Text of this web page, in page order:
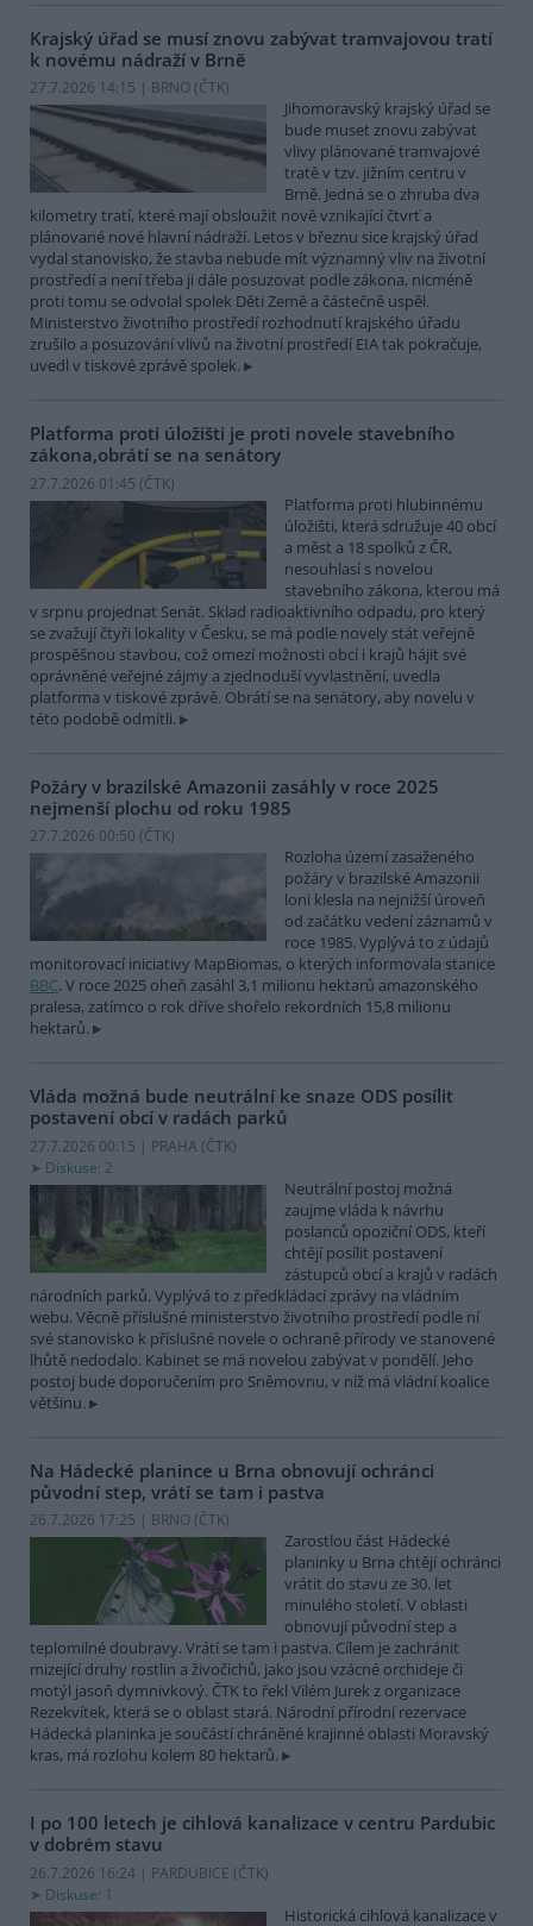
Krajský úřad se musí znovu zabývat tramvajovou tratí
k novému nádraží v Brně
27.7.2026 14:15 | BRNO (ČTK)
Jihomoravský krajský úřad se
bude muset znovu zabývat
vlivy plánované tramvajové
tratě v tzv. jižním centru v
Brně. Jedná se o zhruba dva
kilometry tratí, které mají obsloužit nově vznikající čtvrť a
plánované nové hlavní nádraží. Letos v březnu sice krajský úřad
vydal stanovisko, že stavba nebude mít významný vliv na životní
prostředí a není třeba ji dále posuzovat podle zákona, nicméně
proti tomu se odvolal spolek Děti Země a částečně uspěl.
Ministerstvo životního prostředí rozhodnutí krajského úřadu
zrušilo a posuzování vlivů na životní prostředí EIA tak pokračuje,
uvedl v tiskové zprávě spolek.
Platforma proti úložišti je proti novele stavebního
zákona,obrátí se na senátory
27.7.2026 01:45 (ČTK)
Platforma proti hlubinnému
úložišti, která sdružuje 40 obcí
a měst a 18 spolků z ČR,
nesouhlasí s novelou
stavebního zákona, kterou má
v srpnu projednat Senát. Sklad radioaktivního odpadu, pro který
se zvažují čtyři lokality v Česku, se má podle novely stát veřejně
prospěšnou stavbou, což omezí možnosti obcí i krajů hájit své
oprávněné veřejné zájmy a zjednoduší vyvlastnění, uvedla
platforma v tiskové zprávě. Obrátí se na senátory, aby novelu v
této podobě odmítli.
Požáry v brazilské Amazonii zasáhly v roce 2025
nejmenší plochu od roku 1985
27.7.2026 00:50 (ČTK)
Rozloha území zasaženého
požáry v brazilské Amazonii
loni klesla na nejnižší úroveň
od začátku vedení záznamů v
roce 1985. Vyplývá to z údajů
monitorovací iniciativy MapBiomas, o kterých informovala stanice
BBC. V roce 2025 oheň zasáhl 3,1 milionu hektarů amazonského
pralesa, zatímco o rok dříve shořelo rekordních 15,8 milionu
hektarů.
Vláda možná bude neutrální ke snaze ODS posílit
postavení obcí v radách parků
27.7.2026 00:15 | PRAHA (ČTK)
Diskuse: 2
Neutrální postoj možná
zaujme vláda k návrhu
poslanců opoziční ODS, kteří
chtějí posílit postavení
zástupců obcí a krajů v radách
národních parků. Vyplývá to z předkládací zprávy na vládním
webu. Věcně příslušné ministerstvo životního prostředí podle ní
své stanovisko k příslušné novele o ochraně přírody ve stanovené
lhůtě nedodalo. Kabinet se má novelou zabývat v pondělí. Jeho
postoj bude doporučením pro Sněmovnu, v níž má vládní koalice
většinu.
Na Hádecké planince u Brna obnovují ochránci
původní step, vrátí se tam i pastva
26.7.2026 17:25 | BRNO (ČTK)
Zarostlou část Hádecké
planinky u Brna chtějí ochránci
vrátit do stavu ze 30. let
minulého století. V oblasti
obnovují původní step a
teplomilné doubravy. Vrátí se tam i pastva. Cílem je zachránit
mizející druhy rostlin a živočichů, jako jsou vzácné orchideje či
motýl jasoň dymnivkový. ČTK to řekl Vilém Jurek z organizace
Rezekvítek, která se o oblast stará. Národní přírodní rezervace
Hádecká planinka je součástí chráněné krajinné oblasti Moravský
kras, má rozlohu kolem 80 hektarů.
I po 100 letech je cihlová kanalizace v centru Pardubic
v dobrém stavu
26.7.2026 16:24 | PARDUBICE (ČTK)
Diskuse: 1
Historická cihlová kanalizace v